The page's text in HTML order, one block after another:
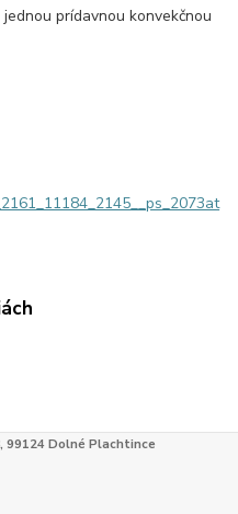
prídavnou konvekčnou
99124 Dolné Plachtince